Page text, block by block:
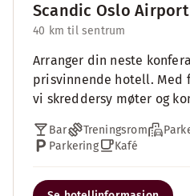
Scandic Oslo Airport
40 km til sentrum
Arranger din neste
prisvinnende hotell.
vi skreddersy møter og
Bar Treningsrom
Parkering
Kafé